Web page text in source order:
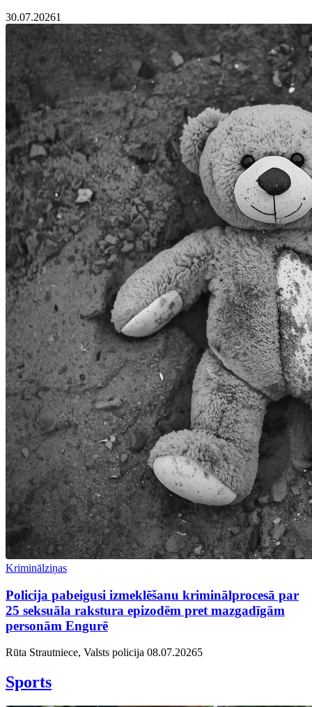
30.07.20261
Kriminālziņas
Policija pabeigusi izmeklēšanu kriminālprocesā par
25 seksuāla rakstura epizodēm pret mazgadīgām
personām Engurē
Rūta Strautniece, Valsts policija 08.07.20265
Sports